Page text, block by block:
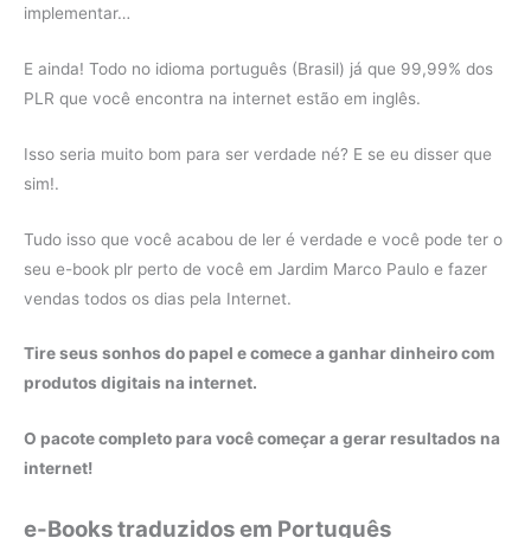
implementar…
E ainda! Todo no idioma português (Brasil) já que 99,99% dos
PLR que você encontra na internet estão em inglês.
Isso seria muito bom para ser verdade né? E se eu disser que
sim!.
Tudo isso que você acabou de ler é verdade e você pode ter o
seu e-book plr perto de você em Jardim Marco Paulo e fazer
vendas todos os dias pela Internet.
Tire seus sonhos do papel e comece a ganhar dinheiro com
produtos digitais na internet.
O pacote completo para você começar a gerar resultados na
internet!
e-Books traduzidos em Português